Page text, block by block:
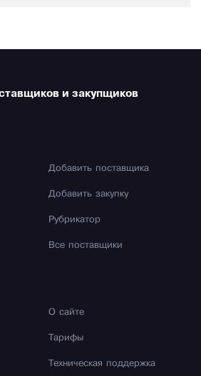
и закупщиков
Добавить поставщика
Добавить закупку
Рубрикатор
Все поставщики
О сайте
Тарифы
Техническая поддержка